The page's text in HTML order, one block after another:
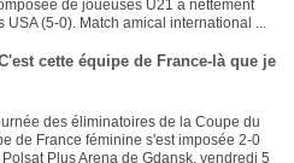
de joueuses U21 a nettement
USA (5-0). Match amical international ...
cette équipe de France-là que je
des éliminatoires de la Coupe du
de France féminine s'est imposée 2-0
Plus Arena de Gdansk, vendredi 5